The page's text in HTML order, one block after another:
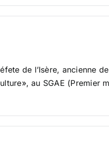
de l’Isère, ancienne
au SGAE (Premier